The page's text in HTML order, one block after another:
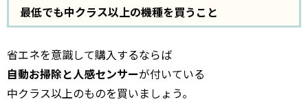
最低でも中クラス以上の機種を買うこと
省エネを意識して購入するならば
自動お掃除と人感センサーが付いている
中クラス以上のものを買いましょう。